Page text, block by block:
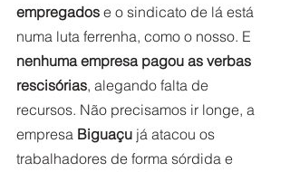
empregados e o sindicato de lá está
numa luta ferrenha, como o nosso. E
nenhuma empresa pagou as verbas
rescisórias, alegando falta de
recursos. Não precisamos ir longe, a
empresa Biguaçu já atacou os
trabalhadores de forma sórdida e